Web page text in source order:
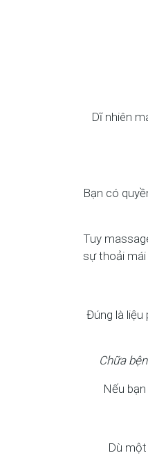
Dĩ nhiên
Bạn có
Tuy
sự thoải
Đúng là liệu
Chữa
Nếu
Dù